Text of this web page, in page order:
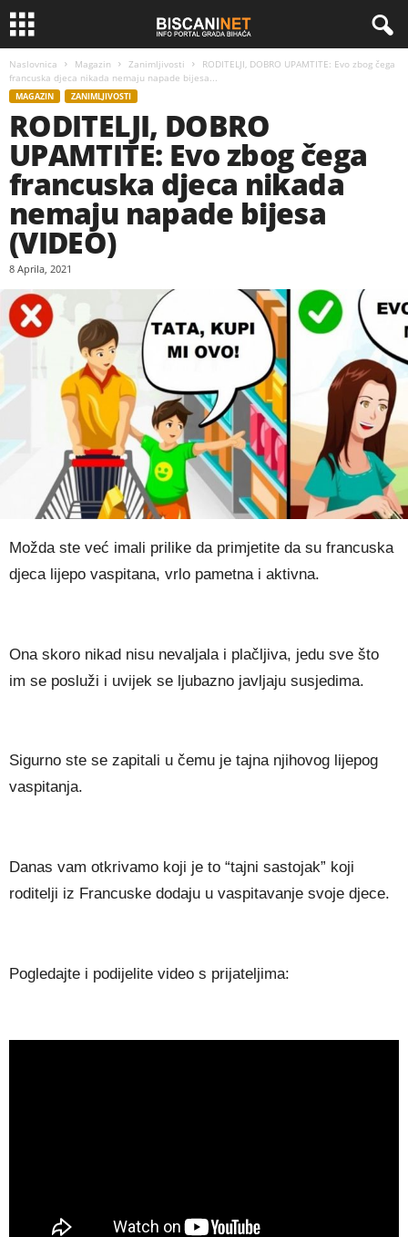
Naslovnica Magazin Zanimljivosti
RODITELJI, DOBRO UPAMTITE: Evo zbog čega
francuska djeca nikada nemaju napade bijesa...
MAGAZIN ZANIMLJIVOSTI
RODITELJI, DOBRO
UPAMTITE: Evo zbog čega
francuska djeca nikada
nemaju napade bijesa
(VIDEO)
8 Aprila, 2021
Možda ste već imali prilike da primjetite da su francuska
djeca lijepo vaspitana, vrlo pametna i aktivna.
Ona skoro nikad nisu nevaljala i plačljiva, jedu sve što
im se posluži i uvijek se ljubazno javljaju susjedima.
Sigurno ste se zapitali u čemu je tajna njihovog lijepog
vaspitanja.
Danas vam otkrivamo koji je to “tajni sastojak” koji
roditelji iz Francuske dodaju u vaspitavanje svoje djece.
Pogledajte i podijelite video s prijateljima: